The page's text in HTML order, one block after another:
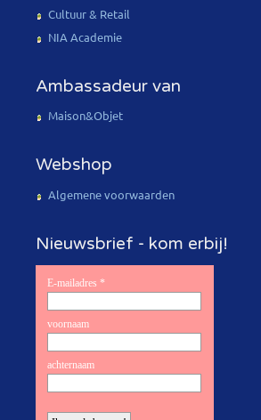
Cultuur & Retail
NIA Academie
Ambassadeur van
Maison&Objet
Webshop
Algemene voorwaarden
Nieuwsbrief - kom erbij!